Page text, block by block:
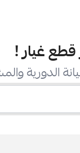
قطع غيار!
الدورية